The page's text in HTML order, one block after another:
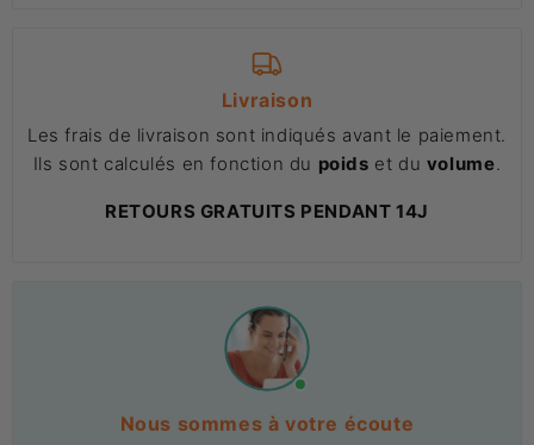
Livraison
Les frais de livraison sont indiqués avant le paiement.
Ils sont calculés en fonction du poids et du volume
RETOURS GRATUITS PENDANT 14J
Nous sommes à votre écoute